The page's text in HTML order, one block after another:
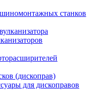
станков
(дископрав)
для дископравов